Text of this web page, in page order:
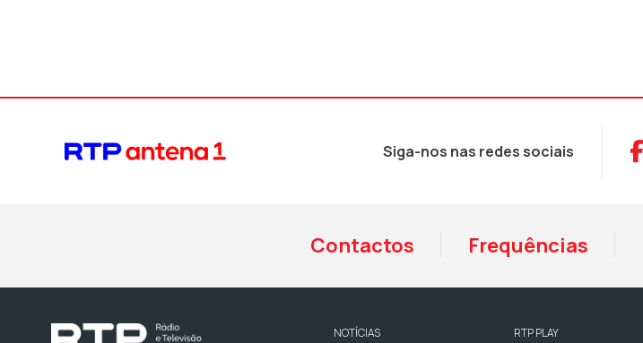
Siga-nos nas redes sociais
Contactos Frequências
NOTÍCIAS RTP PLAY